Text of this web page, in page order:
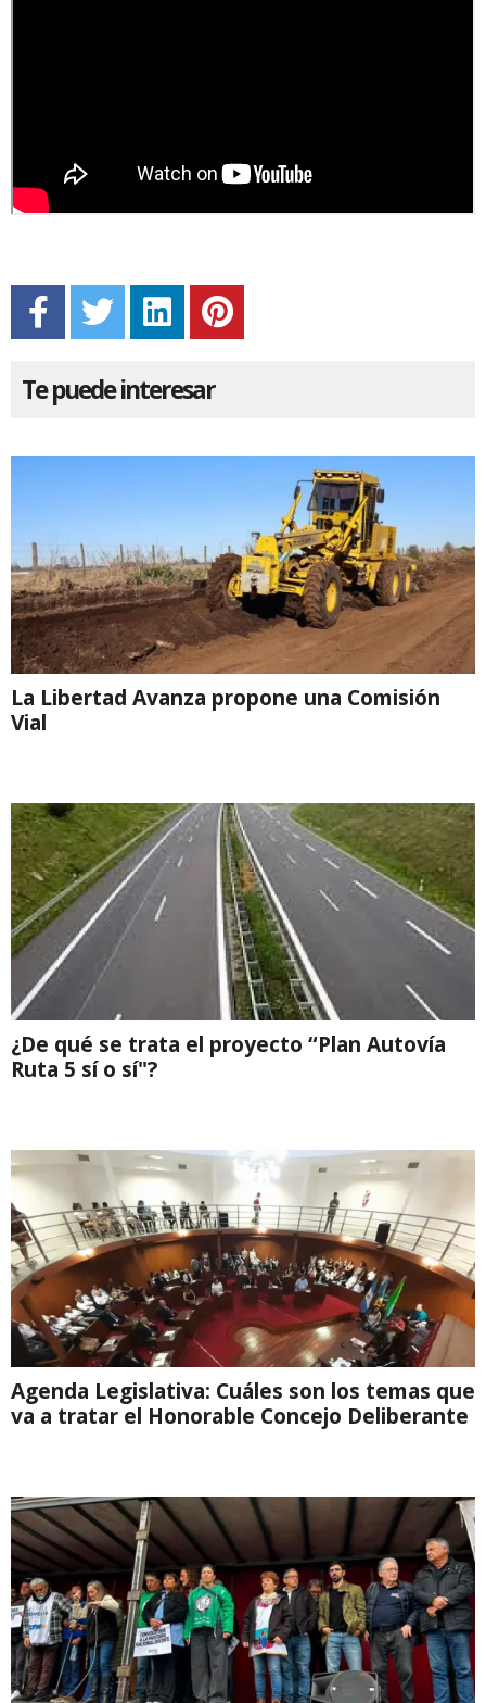
Te puede interesar
La Libertad Avanza propone una Comisión
Vial
¿De qué se trata el proyecto “Plan Autovía
Ruta 5 sí o sí"?
Agenda Legislativa: Cuáles son los temas que
va a tratar el Honorable Concejo Deliberante